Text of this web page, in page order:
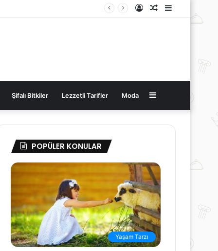
Kenar
Bölmesi
Rastgele
Kayıt
Şifalı Bitkiler Lezzetli Tarifler Moda Kenar
Bölmesi
POPÜLER KONULAR
Yaşam Tarzı